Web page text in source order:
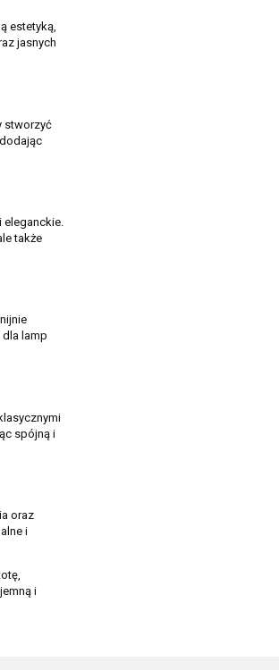
estetyką,
jasnych
stworzyć
eleganckie.
także
lamp
spójną i
oraz
i
i